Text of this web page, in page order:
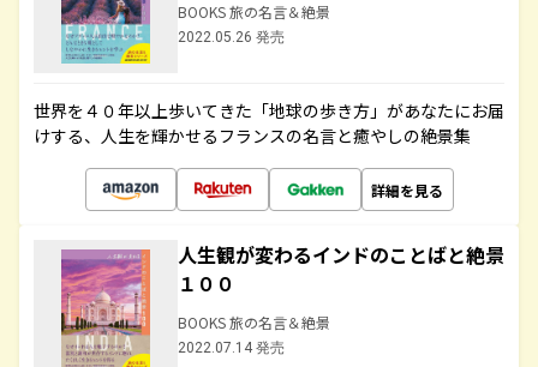
BOOKS 旅の名言＆絶景
2022.05.26 発売
世界を４０年以上歩いてきた「地球の歩き方」があなたにお届
けする、人生を輝かせるフランスの名言と癒やしの絶景集
詳細を見る
人生観が変わるインドのことばと絶景
１００
BOOKS 旅の名言＆絶景
2022.07.14 発売